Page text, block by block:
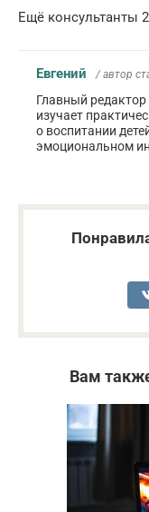
Ещё консультанты
Евгений / автор
Главный редактор
изучает
о воспитании
эмоциональном
Вам